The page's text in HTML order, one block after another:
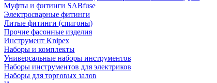
Муфты и фитинги SABfuse
Электросварные фитинги
Литые фитинги (спигоны)
Прочие фасонные изделия
Инструмент Knipex
Наборы и комплекты
Универсальные наборы инструментов
Наборы инструментов для электриков
Наборы для торговых залов